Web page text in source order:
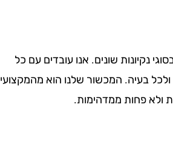
שנים, ויש לנו ניסיון רב בסוגי נקיונות שונים. אנו עובדים עם כל
בעיה. המכשור שלנו הוא מהמקצועי
ולא פחות ממדהימות.